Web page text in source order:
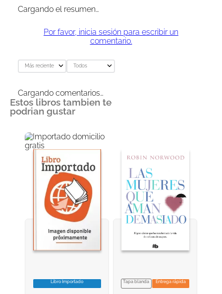
Cargando el resumen…
Por favor, inicia sesión para escribir un
comentario.
Más reciente Todos
Cargando comentarios…
Estos libros tambien te
podrian gustar
VER INFORMACION
Libro Importado
VER INFORMACION
Tapa blanda Entrega rápida